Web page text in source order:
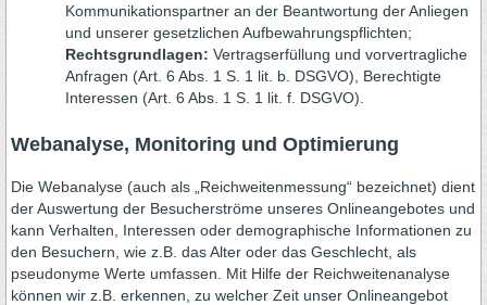
Kommunikationspartner an der Beantwortung der Anliegen
und unserer gesetzlichen Aufbewahrungspflichten;
Rechtsgrundlagen: Vertragserfüllung und vorvertragliche
Anfragen (Art. 6 Abs. 1 S. 1 lit. b. DSGVO), Berechtigte
Interessen (Art. 6 Abs. 1 S. 1 lit. f. DSGVO).
Webanalyse, Monitoring und Optimierung
Die Webanalyse (auch als „Reichweitenmessung“ bezeichnet) dient
der Auswertung der Besucherströme unseres Onlineangebotes und
kann Verhalten, Interessen oder demographische Informationen zu
den Besuchern, wie z.B. das Alter oder das Geschlecht, als
pseudonyme Werte umfassen. Mit Hilfe der Reichweitenanalyse
können wir z.B. erkennen, zu welcher Zeit unser Onlineangebot